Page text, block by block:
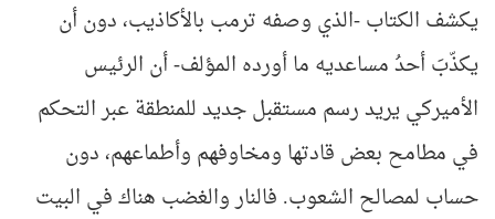
يكشف الكتاب -الذي وصفه ترمب بالأكاذيب، دون أن
يكذّبَ أحدُ مساعديه ما أورده المؤلف- أن الرئيس
الأميركي يريد رسم مستقبل جديد للمنطقة عبر التحكم
في مطامح بعض قادتها ومخاوفهم وأطماعهم، دون
حساب لمصالح الشعوب. فالنار والغضب هناك في البيت